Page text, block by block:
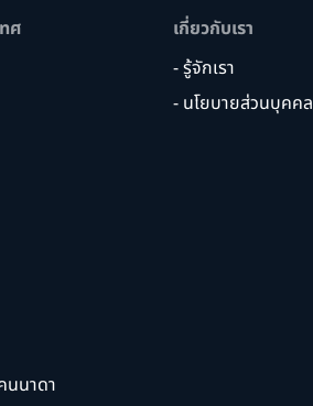
ศ
นนาดา
เกี่ยวกับเรา
- รู้จักเรา
- นโยบายส่วนบุคคล